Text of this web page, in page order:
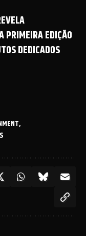
PRIMEIRA EDIÇÃO
DEDICADOS